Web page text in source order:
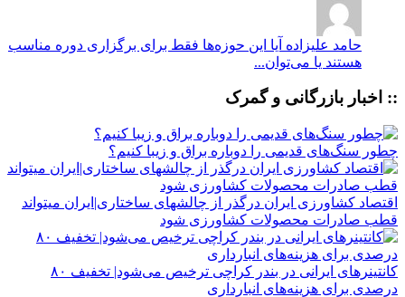
حامد علیزاده آیا این حوزه‌ها فقط برای برگزاری دوره مناسب
هستند یا می‌توان...
:: اخبار بازرگانی و گمرک
چطور سنگ‌های قدیمی را دوباره براق و زیبا کنیم؟
اقتصاد کشاورزی ایران درگذر از چالشهای ساختاری|ایران میتواند
قطب صادرات محصولات کشاورزی شود
کانتینرهای ایرانی در بندر کراچی ترخیص می‌شود| تخفیف ۸۰
درصدی برای هزینه‌های انبارداری